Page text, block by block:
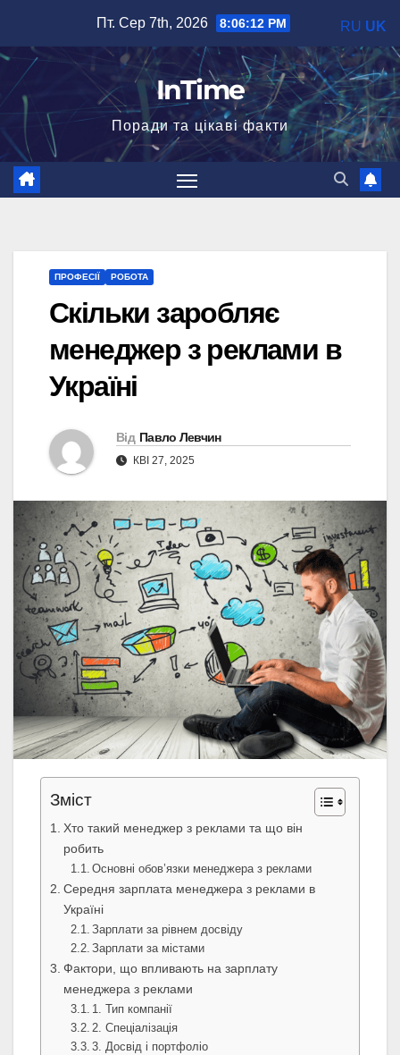
вмісту
Пт. Сер 7th, 2026 8:06:13 PM
InTime
Поради та цікаві факти
ПРОФЕСІЇ РОБОТА
Скільки заробляє
менеджер з реклами в
Україні
Від Павло Левчин
КВІ 27, 2025
Зміст
Хто такий менеджер з реклами та що він
робить
Основні обов’язки менеджера з реклами
Середня зарплата менеджера з реклами в
Україні
Зарплати за рівнем досвіду
Зарплати за містами
Фактори, що впливають на зарплату
менеджера з реклами
1. Тип компанії
2. Спеціалізація
3. Досвід і портфоліо
RU UK